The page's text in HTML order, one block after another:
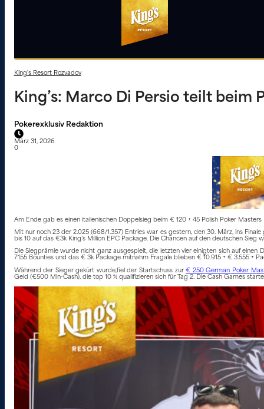
King's Resort Rozvadov
King’s: Marco Di Persio teilt beim
Pokerexklusiv Redaktion
März 31, 2026
0
Am Ende gab es einen italienischen Doppelsieg beim € 120 + 45 Polish Poker
Mit nur noch 23 der 2.025 (668/1.357) Entries war es gestern, den 30. März, ins
bis 10 auf das €3k King’s Million EPC Package. Die Chancen auf den deutschen
Die Siegprämie wurde nicht ganz ausgespielt, die letzten vier einigten sich auf
7.155 Bounties und das € 3k Package mitnahm Fragale blieben € 10.915 + € 3.555 +
Während der Sieger gekürt wurde,fiel der Startschuss zur€ 250 German Poker
Geld (€500 Min-Cash), die top 10 % qualifizieren sich für Tag 2. Die Cash Games